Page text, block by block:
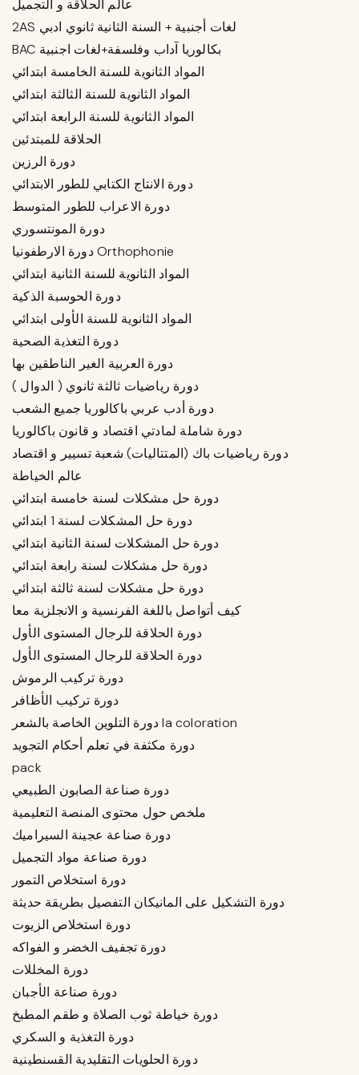
عالم الحلاقة و التجميل
2AS لغات أجنبية + السنة الثانية ثانوي ادبي
BAC بكالوريا آداب وفلسفة+لغات اجنبية
المواد الثانوية للسنة الخامسة ابتدائي
المواد الثانوية للسنة الثالثة ابتدائي
المواد الثانوية للسنة الرابعة ابتدائي
الحلاقة للمبتدئين
دورة الرزين
دورة الانتاج الكتابي للطور الابتدائي
دورة الاعراب للطور المتوسط
دورة المونتسوري
دورة الارطفونيا Orthophonie
المواد الثانوية للسنة الثانية ابتدائي
دورة الحوسبة الذكية
المواد الثانوية للسنة الأولى ابتدائي
دورة التغذية الصحية
دورة العربية الغير الناطقين بها
دورة رياضيات ثالثة ثانوي ( الدوال )
دورة أدب عربي باكالوريا جميع الشعب
دورة شاملة لمادتي اقتصاد و قانون باكالوريا
دورة رياضيات باك (المتتاليات) شعبة تسيير و اقتصاد
عالم الخياطة
دورة حل مشكلات لسنة خامسة ابتدائي
دورة حل المشكلات لسنة 1 ابتدائي
دورة حل المشكلات لسنة الثانية ابتدائي
دورة حل مشكلات لسنة رابعة ابتدائي
دورة حل مشكلات لسنة ثالثة ابتدائي
كيف أتواصل باللغة الفرنسية و الانجلزية معا
دورة الحلاقة للرجال المستوى الأول
دورة الحلاقة للرجال المستوى الأول
دورة تركيب الرموش
دورة تركيب الأظافر
دورة التلوين الخاصة بالشعر la coloration
دورة مكثفة في تعلم أحكام التجويد
pack
دورة صناعة الصابون الطبيعي
ملخص حول محتوى المنصة التعليمية
دورة صناعة عجينة السيراميك
دورة صناعة مواد التجميل
دورة استخلاص التمور
دورة التشكيل على المانيكان التفصيل بطريقة حديثة
دورة استخلاص الزيوت
دورة تجفيف الخضر و الفواكه
دورة المخللات
دورة صناعة الأجبان
دورة خياطة ثوب الصلاة و طقم المطبخ
دورة التغذية و السكري
دورة الحلويات التقليدية القسنطينية